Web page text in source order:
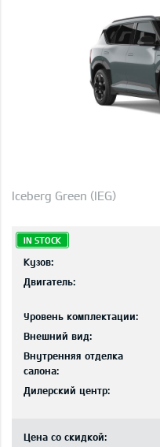
Iceberg Green (IEG)
IN STOCK
Кузов:
Двигатель:
Уровень комплектации:
Внешний вид:
Внутренняя отделка
салона:
Дилерский центр:
Цена со скидкой: